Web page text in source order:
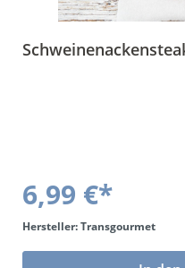
6,99 €*
Hersteller: Transgourmet